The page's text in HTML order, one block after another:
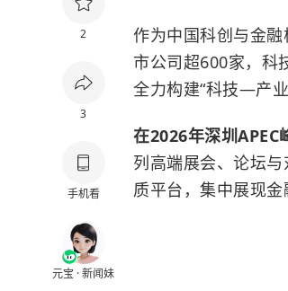
2
3
手机看
元宝 · 新闻妹
作为中国科创与金
市公司超600家，科
全力构建“科技—产
在2026年深圳
列高端展会、论坛
质平台，集中展现金